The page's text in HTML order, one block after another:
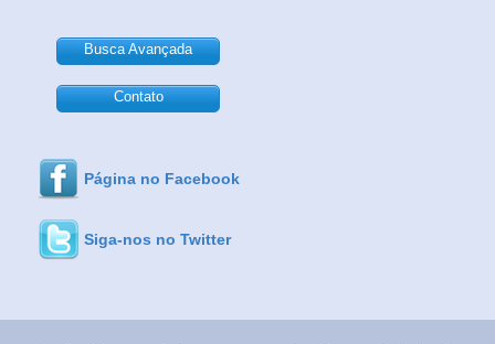
Busca Avançada
Contato
Página no Facebook
Siga-nos no Twitter